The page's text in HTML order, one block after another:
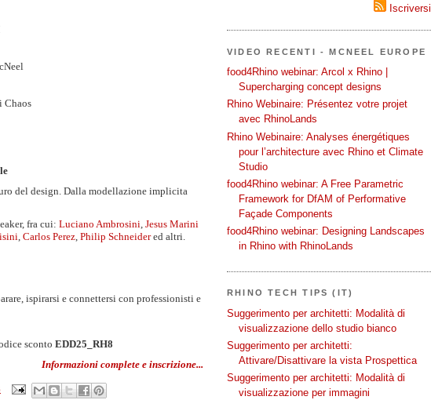
Chaos
del design. Dalla modellazione implicita
fra cui: Luciano Ambrosini Jesus Marini
Carlos Perez Philip Schneidered altri.
ispirarsi e connettersi con professionisti e
sconto EDD25_RH8
Informazioni complete e inscrizione...
Iscriversi
VIDEO RECENTI - MCNEEL EUROPE
food4Rhino webinar: Arcol x Rhino |
Supercharging concept designs
Rhino Webinaire: Présentez votre projet
avec RhinoLands
Rhino Webinaire: Analyses énergétiques
pour l’architecture avec Rhino et Climate
Studio
food4Rhino webinar: A Free Parametric
Framework for DfAM of Performative
Façade Components
food4Rhino webinar: Designing Landscapes
in Rhino with RhinoLands
RHINO TECH TIPS (IT)
Suggerimento per architetti: Modalità di
visualizzazione dello studio bianco
Suggerimento per architetti:
Attivare/Disattivare la vista Prospettica
Suggerimento per architetti: Modalità di
visualizzazione per immagini